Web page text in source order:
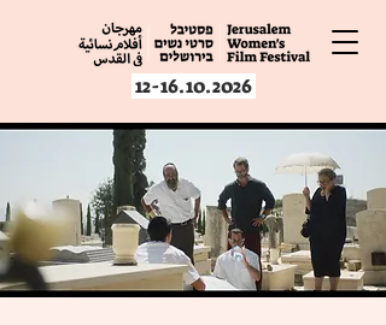
12-16.10.2026